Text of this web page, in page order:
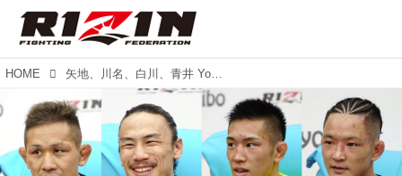
HOME 矢地、川名、白川、青井 Yogibo presents RIZIN.29 試合後インタビュー vol.4